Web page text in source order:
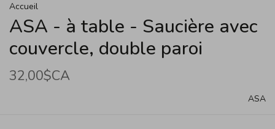
Accueil
ASA - à table - Saucière avec
couvercle, double paroi
32,00$CA
ASA